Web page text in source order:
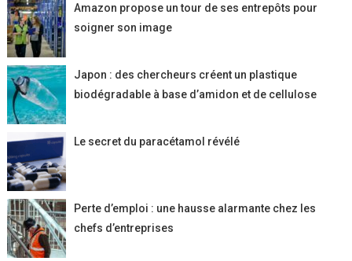
Amazon propose un tour de ses entrepôts pour
soigner son image
Japon : des chercheurs créent un plastique
biodégradable à base d’amidon et de cellulose
Le secret du paracétamol révélé
Perte d’emploi : une hausse alarmante chez les
chefs d’entreprises